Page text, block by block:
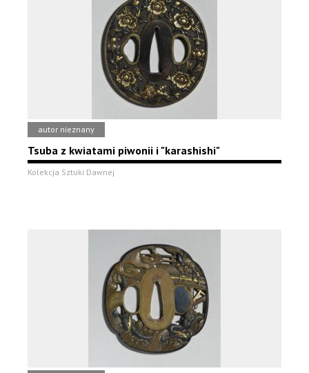
autor nieznany
Tsuba z kwiatami piwonii i "karashishi"
Kolekcja Sztuki Dawnej